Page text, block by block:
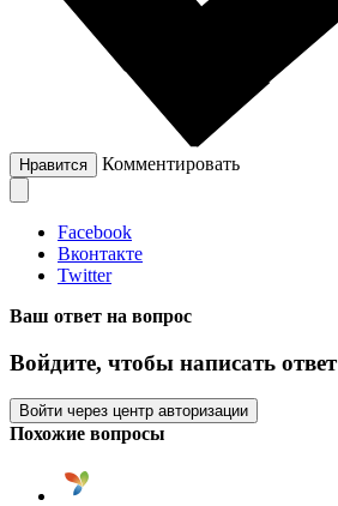
Нравится Комментировать
Facebook
Вконтакте
Twitter
Ваш ответ на вопрос
Войдите, чтобы написать ответ
Войти через центр авторизации
Похожие вопросы